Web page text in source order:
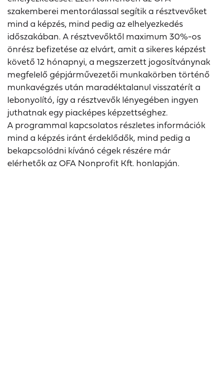
szakemberei mentorálassal segítik a résztvevőket
mind a képzés, mind pedig az elhelyezkedés
időszakában. A résztvevőktől maximum 30%-os
önrész befizetése az elvárt, amit a sikeres képzést
követő 12 hónapnyi, a megszerzett jogosítványnak
megfelelő gépjárművezetői munkakörben történő
munkavégzés után maradéktalanul visszatérít a
lebonyolító, így a résztvevők lényegében ingyen
juthatnak egy piacképes képzettséghez.
A programmal kapcsolatos részletes információk
mind a képzés iránt érdeklődők, mind pedig a
bekapcsolódni kívánó cégek részére már
elérhetők az OFA Nonprofit Kft. honlapján.